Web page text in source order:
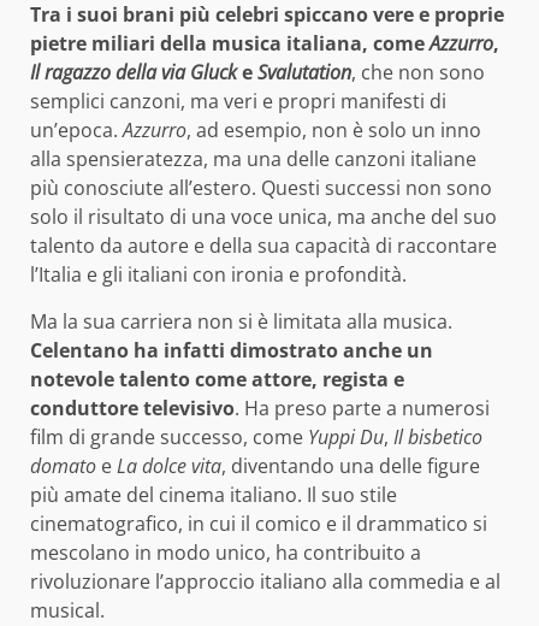
Tra i suoi brani più celebri spiccano vere e proprie
pietre miliari della musica italiana, comeAzzurro,
Il ragazzo della via GluckeSvalutation, che non sono
semplici canzoni, ma veri e propri manifesti di
un’epoca.Azzurro, ad esempio, non è solo un inno
alla spensieratezza, ma una delle canzoni italiane
più conosciute all’estero. Questi successi non sono
solo il risultato di una voce unica, ma anche del suo
talento da autore e della sua capacità di raccontare
l’Italia e gli italiani con ironia e profondità.
Ma la sua carriera non si è limitata alla musica.
Celentano ha infatti dimostrato anche un
notevole talento come attore, regista e
conduttore televisivo. Ha preso parte a numerosi
film di grande successo, come Yuppi Du, Il bisbetico
domato eLa dolce vita, diventando una delle figure
più amate del cinema italiano. Il suo stile
cinematografico, in cui il comico e il drammatico si
mescolano in modo unico, ha contribuito a
rivoluzionare l’approccio italiano alla commedia e al
musical.